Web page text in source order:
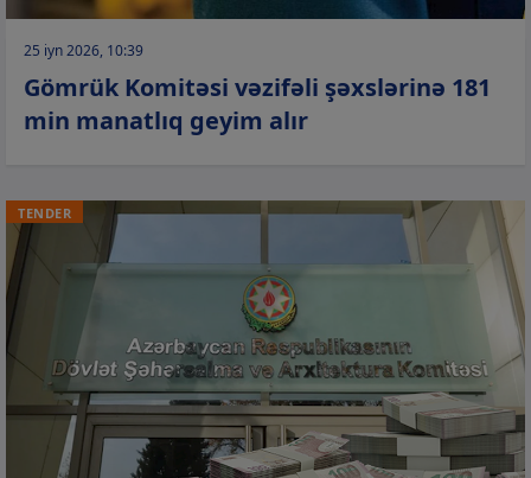
25 iyn 2026, 10:39
Gömrük Komitəsi vəzifəli şəxslərinə 181
min manatlıq geyim alır
TENDER